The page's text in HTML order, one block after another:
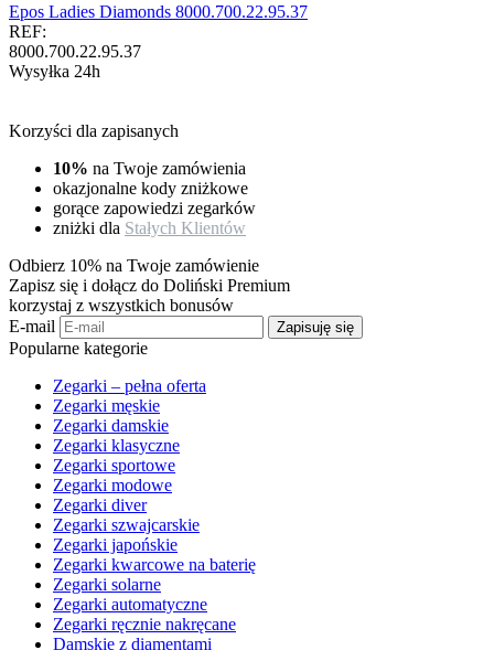
Epos Ladies Diamonds 8000.700.22.95.37
REF:
8000.700.22.95.37
Wysyłka 24h
Korzyści dla zapisanych
10% na Twoje zamówienia
okazjonalne kody zniżkowe
gorące zapowiedzi zegarków
zniżki dla Stałych Klientów
Odbierz 10% na Twoje zamówienie
Zapisz się i dołącz do Doliński Premium
korzystaj z wszystkich bonusów
E-mail
Zapisuję się
Popularne kategorie
Zegarki – pełna oferta
Zegarki męskie
Zegarki damskie
Zegarki klasyczne
Zegarki sportowe
Zegarki modowe
Zegarki diver
Zegarki szwajcarskie
Zegarki japońskie
Zegarki kwarcowe na baterię
Zegarki solarne
Zegarki automatyczne
Zegarki ręcznie nakręcane
Damskie z diamentami